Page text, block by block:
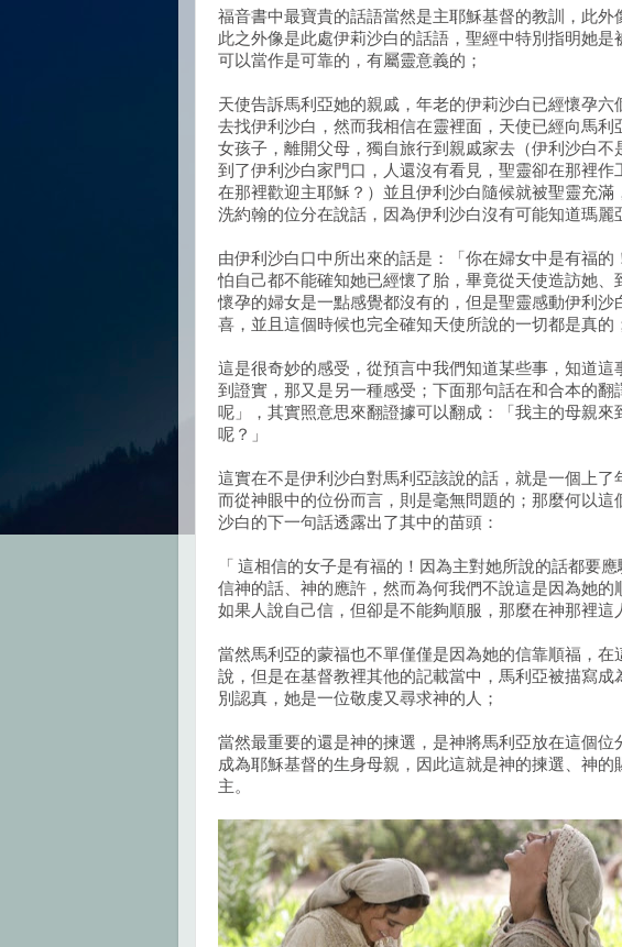
福音書中最寶貴的話語當然是主耶穌基督的教訓，此
此之外像是此處伊莉沙白的話語，聖經中特別指明她
可以當作是可靠的，有屬靈意義的；
天使告訴馬利亞她的親戚，年老的伊莉沙白已經懷孕
去找伊利沙白，然而我相信在靈裡面，天使已經向馬
女孩子，離開父母，獨自旅行到親戚家去（伊利沙白不
到了伊利沙白家門口，人還沒有看見，聖靈卻在那裡
在那裡歡迎主耶穌？）並且伊利沙白隨候就被聖靈充
洗約翰的位分在說話，因為伊利沙白沒有可能知道瑪麗
由伊利沙白口中所出來的話是：「你在婦女中是有福
怕自己都不能確知她已經懷了胎，畢竟從天使造訪她
懷孕的婦女是一點感覺都沒有的，但是聖靈感動伊利
喜，並且這個時候也完全確知天使所說的一切都是真的
這是很奇妙的感受，從預言中我們知道某些事，知道
到證實，那又是另一種感受；下面那句話在和合本的
呢」，其實照意思來翻證據可以翻成：「我主的母親
呢？」
這實在不是伊利沙白對馬利亞該說的話，就是一個上
而從神眼中的位份而言，則是毫無問題的；那麼何以
沙白的下一句話透露出了其中的苗頭：
「 這相信的女子是有福的！因為主對她所說的話都要
信神的話、神的應許，然而為何我們不說這是因為她的
如果人說自己信，但卻是不能夠順服，那麼在神那裡這
當然馬利亞的蒙福也不單僅僅是因為她的信靠順福，
說，但是在基督教裡其他的記載當中，馬利亞被描寫
別認真，她是一位敬虔又尋求神的人；
當然最重要的還是神的揀選，是神將馬利亞放在這個
成為耶穌基督的生身母親，因此這就是神的揀選、神
主。